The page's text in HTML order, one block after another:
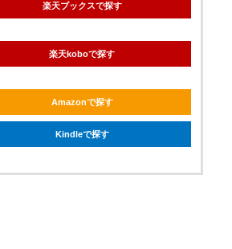
楽天ブックスで探す
楽天koboで探す
Amazonで探す
Kindleで探す